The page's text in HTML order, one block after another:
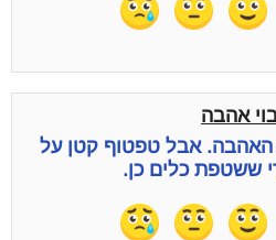
אהבה
האהבה. אבל טפטוף קטן על
ששטפת כלים כן.